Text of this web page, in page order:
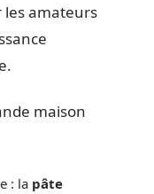
amateurs
maison
: la pâte